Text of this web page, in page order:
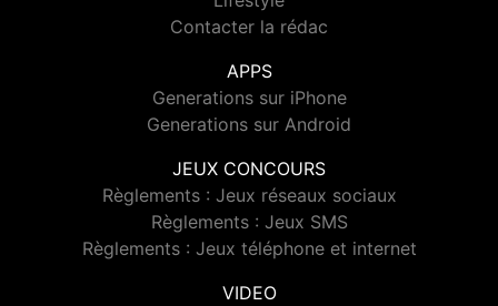
Contacter la rédac
APPS
Generations sur iPhone
Generations sur Android
JEUX CONCOURS
Règlements : Jeux réseaux sociaux
Règlements : Jeux SMS
Règlements : Jeux téléphone et internet
VIDEO